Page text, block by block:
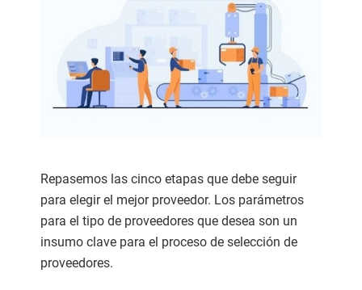
Repasemos las cinco etapas que debe seguir
para elegir el mejor proveedor. Los parámetros
para el tipo de proveedores que desea son un
insumo clave para el proceso de selección de
proveedores.